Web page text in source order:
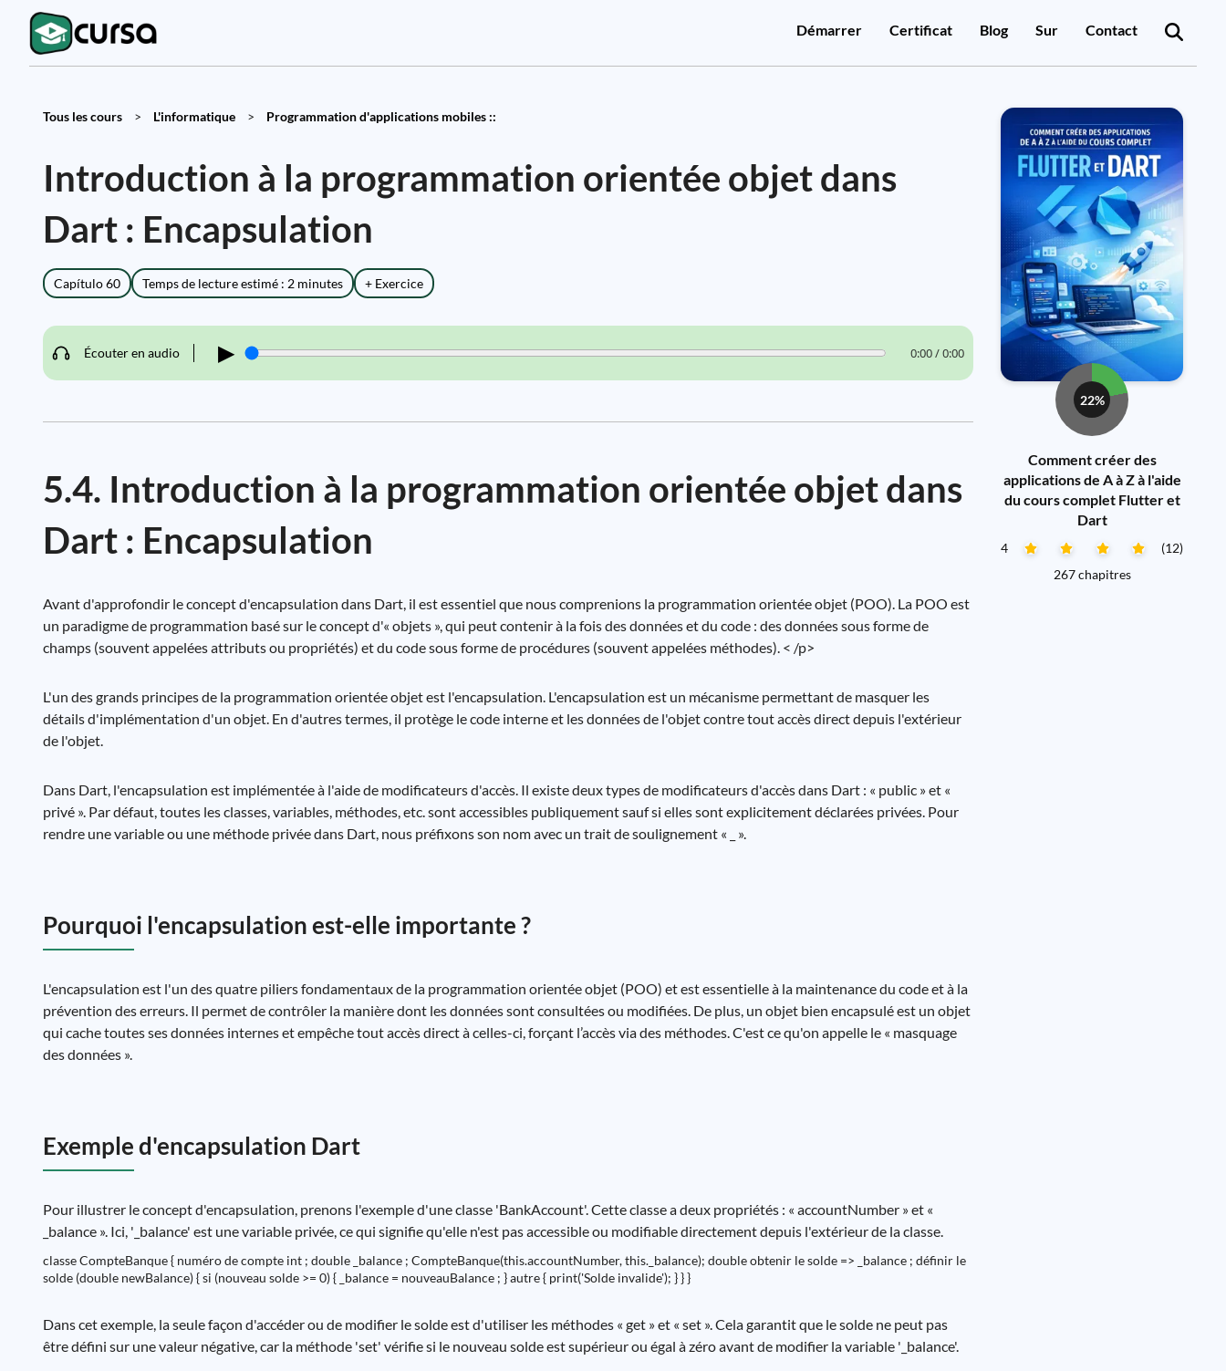
Démarrer Certificat Blog Sur Contact
Tous les cours > L'informatique > Programmation d'applications mobiles ::
Introduction à la programmation orientée objet dans
Dart : Encapsulation
Capítulo 60 Temps de lecture estimé : 2 minutes + Exercice
Écouter en audio ▶ 0:00 / 0:00
5.4. Introduction à la programmation orientée objet dans
Dart : Encapsulation
Avant d'approfondir le concept d'encapsulation dans Dart, il est essentiel que nous comprenions la programmation orientée objet (POO). La POO est
un paradigme de programmation basé sur le concept d'« objets », qui peut contenir à la fois des données et du code : des données sous forme de
champs (souvent appelées attributs ou propriétés) et du code sous forme de procédures (souvent appelées méthodes). < /p>
L'un des grands principes de la programmation orientée objet est l'encapsulation. L'encapsulation est un mécanisme permettant de masquer les
détails d'implémentation d'un objet. En d'autres termes, il protège le code interne et les données de l'objet contre tout accès direct depuis l'extérieur
de l'objet.
Dans Dart, l'encapsulation est implémentée à l'aide de modificateurs d'accès. Il existe deux types de modificateurs d'accès dans Dart : « public » et «
privé ». Par défaut, toutes les classes, variables, méthodes, etc. sont accessibles publiquement sauf si elles sont explicitement déclarées privées. Pour
rendre une variable ou une méthode privée dans Dart, nous préfixons son nom avec un trait de soulignement « _ ».
Pourquoi l'encapsulation est-elle importante ?
L'encapsulation est l'un des quatre piliers fondamentaux de la programmation orientée objet (POO) et est essentielle à la maintenance du code et à la
prévention des erreurs. Il permet de contrôler la manière dont les données sont consultées ou modifiées. De plus, un objet bien encapsulé est un objet
qui cache toutes ses données internes et empêche tout accès direct à celles-ci, forçant l’accès via des méthodes. C'est ce qu'on appelle le « masquage
des données ».
Exemple d'encapsulation Dart
Pour illustrer le concept d'encapsulation, prenons l'exemple d'une classe 'BankAccount'. Cette classe a deux propriétés : « accountNumber » et «
_balance ». Ici, '_balance' est une variable privée, ce qui signifie qu'elle n'est pas accessible ou modifiable directement depuis l'extérieur de la classe.
classe CompteBanque { numéro de compte int ; double _balance ; CompteBanque(this.accountNumber, this._balance); double obtenir le solde => _balance ; définir le
solde (double newBalance) { si (nouveau solde >= 0) { _balance = nouveauBalance ; } autre { print('Solde invalide'); } } }
Dans cet exemple, la seule façon d'accéder ou de modifier le solde est d'utiliser les méthodes « get » et « set ». Cela garantit que le solde ne peut pas
être défini sur une valeur négative, car la méthode 'set' vérifie si le nouveau solde est supérieur ou égal à zéro avant de modifier la variable '_balance'.
22%
Comment créer des
applications de A à Z à l'aide
du cours complet Flutter et
Dart
4
(12)
267 chapitres